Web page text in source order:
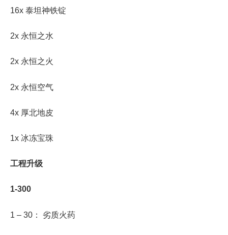
16x 泰坦神铁锭
2x 永恒之水
2x 永恒之火
2x 永恒空气
4x 厚北地皮
1x 冰冻宝珠
工程升级
1-300
1 – 30： 劣质火药